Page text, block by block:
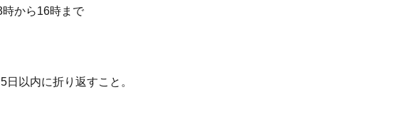
から16時まで
以内に折り返すこと。